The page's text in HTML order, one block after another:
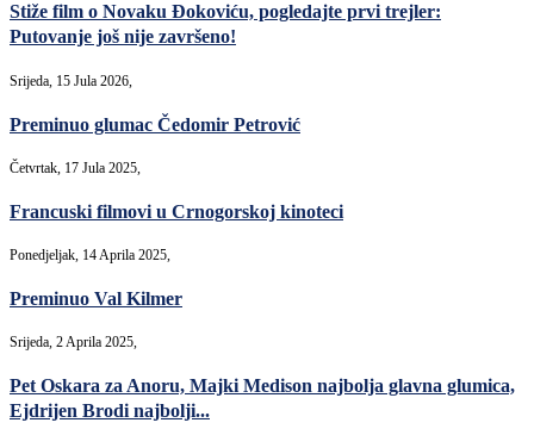
Stiže film o Novaku Đokoviću, pogledajte prvi trejler:
Putovanje još nije završeno!
Srijeda, 15 Jula 2026,
Preminuo glumac Čedomir Petrović
Četvrtak, 17 Jula 2025,
Francuski filmovi u Crnogorskoj kinoteci
Ponedjeljak, 14 Aprila 2025,
Preminuo Val Kilmer
Srijeda, 2 Aprila 2025,
Pet Oskara za Anoru, Majki Medison najbolja glavna glumica,
Ejdrijen Brodi najbolji...